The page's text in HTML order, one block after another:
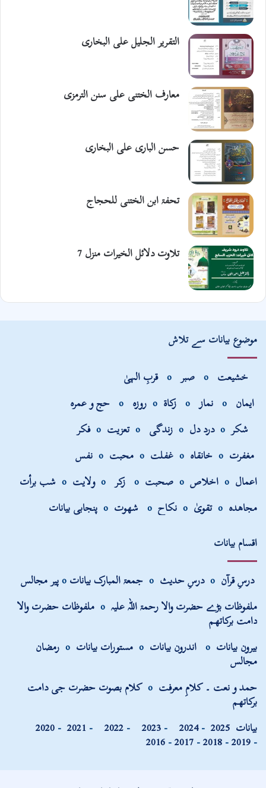
التقریر الجلیل علی البخاری
معارف الختنی علی سنن الترمزی
حسن الباری علی البخاری
تحفۃ ابن الختنی للحجاج
تلاوت دلائل الخیرات منزل 7
موضوع بیانات سے تلاش
خشیعت
صبرo
قربِ الہیٰ
ایمان
نمازo زکاۃ روزہ
حج و عمرہ
شکرo درد دل زندگی تعزیت
فکر
مغفرت
خانقاہ غفلت محبت
نفس
اعمال
اخلاص صحبت زکرo ولایت
شب برأت
مجاھدہ
تقویٰ نکاح شھوت
پنجابی بیانات
اقسام بیانات
درسِ قرآن
درسِ حدیث جمعۃ المبارک بیانات پیر مجالس
ملفوظات بڑے حضرت والا رحمۃ اللہ علیہ
ملفوظات حضرت والا
دامت برکاتھم
بیرون بیانات
اندرون بیانات مستورات بیانات رمضان
مجالس
حمد و نعت ۔ کلامِ معرفت
کلام بصوت حضرت جی دامت
برکاتھم
بیانات 2025
-
2024
-
2023
-
2022
-
2021
-
2020
-
2019
-
2018
-
2017
-
2016